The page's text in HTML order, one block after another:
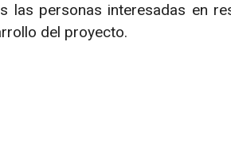
las personas interesadas en
del proyecto.